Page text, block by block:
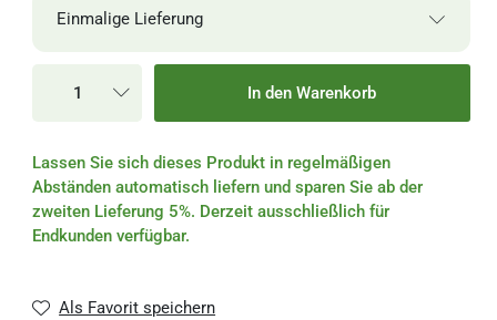
Einmalige Lieferung
Alle 2 Wochen
Alle 4 Wochen
Alle 6 Wochen
Alle 3 Monate
In den Warenkorb
Als Favorit speichern
Lassen Sie sich dieses Produkt in regelmäßigen
Abständen automatisch liefern und sparen Sie ab der
zweiten Lieferung 5%. Derzeit ausschließlich für
Endkunden verfügbar.